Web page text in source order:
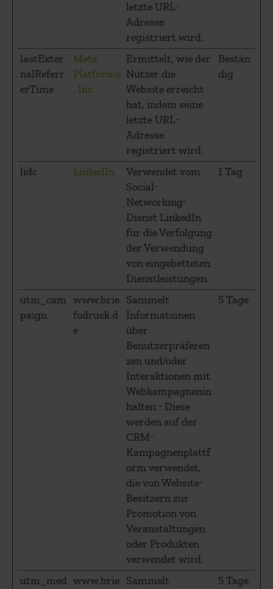
letzte URL-
Adresse
registriert wird.
lastExter
nalReferr
erTime
Meta
Platforms
, Inc.
Ermittelt, wie der
Nutzer die
Website erreicht
hat, indem seine
letzte URL-
Adresse
registriert wird.
Bestän
dig
lidc LinkedIn
Verwendet vom
Social-
Networking-
Dienst LinkedIn
für die Verfolgung
der Verwendung
von eingebetteten
Dienstleistungen.
1 Tag
utm_cam
paign
www.brie
fodruck.d
e
Sammelt
Informationen
über
Benutzerpräferen
zen und/oder
Interaktionen mit
Webkampagnenin
halten - Diese
werden auf der
CRM-
Kampagnenplattf
orm verwendet,
die von Website-
Besitzern zur
Promotion von
Veranstaltungen
oder Produkten
verwendet wird.
5 Tage
utm_med www.brie Sammelt
5 Tage